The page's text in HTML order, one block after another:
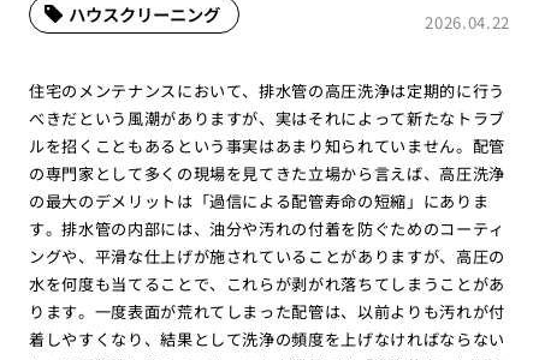
2026.04.22
ハウスクリーニング
住宅のメンテナンスにおいて、排水管の高圧洗浄は定期的に行う
べきだという風潮がありますが、実はそれによって新たなトラブ
ルを招くこともあるという事実はあまり知られていません。配管
の専門家として多くの現場を見てきた立場から言えば、高圧洗浄
の最大のデメリットは「過信による配管寿命の短縮」にありま
す。排水管の内部には、油分や汚れの付着を防ぐためのコーティ
ングや、平滑な仕上げが施されていることがありますが、高圧の
水を何度も当てることで、これらが剥がれ落ちてしまうことがあ
ります。一度表面が荒れてしまった配管は、以前よりも汚れが付
着しやすくなり、結果として洗浄の頻度を上げなければならない